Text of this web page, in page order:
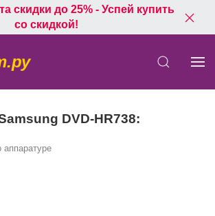
скидки до 25% - Успей купить
со скидкой!
DVD-HR738:
аппаратуре